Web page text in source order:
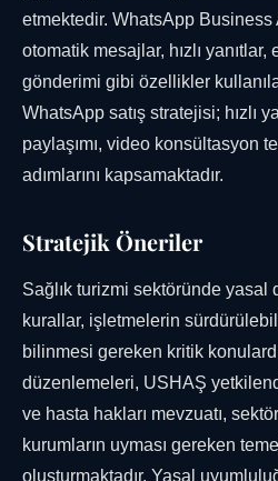
etmektedir. WhatsApp
otomatik mesajlar, hızlı
gönderimi gibi özellikler
WhatsApp satış stratejisi; hızlı
paylaşımı, video konsültasyon
adımlarını kapsamaktadır.
Stratejik Öneriler
Sağlık turizmi sektöründe yasal
kurallar, işletmelerin
bilinmesi gereken kritik
düzenlemeleri, USHAŞ
ve hasta hakları mevzuatı,
kurumların uyması gereken
oluşturmaktadır. Yasal